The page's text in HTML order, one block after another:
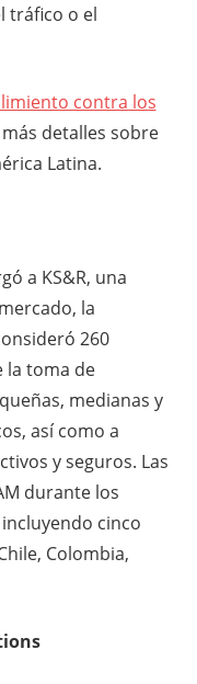
tráfico o el
contra los
detalles sobre
Latina.
a KS&R, una
la
260
la toma de
medianas y
así como a
y seguros. Las
durante los
cinco
Colombia,